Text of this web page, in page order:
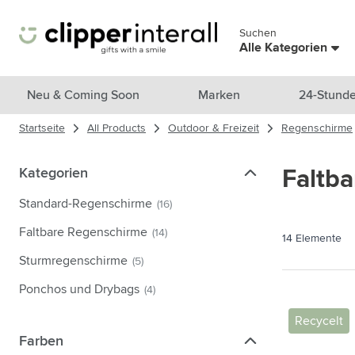
Menü überspringen
Suchen
Alle Kategorien
Alle Produkte anzeigen
Neu & Ausgewählt
Untermenü für Kategorie
Themen
Trinkgefäße
Taschen & Reisen
Kochen & Wohnen
Untermenü für Kategorie
Untermenü für Kategorie
Neu & Coming Soon Marken 24-
Startseite All Products Outdoor & Freizeit Regenschirme
Kategorien
Kategorien
Standard-Regenschirme (16)
Faltbare Regenschirme (14)
Sturmregenschirme (5)
Ponchos und Drybags (4)
Farben
Farben
14 Elemente
Recycelt